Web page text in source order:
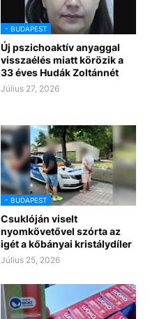
- BUDAPEST
Új pszichoaktív anyaggal
visszaélés miatt körözik a
33 éves Hudák Zoltánnét
Július 27, 2026
- BUDAPEST
Csuklóján viselt
nyomkövetővel szórta az
igét a kőbányai kristálydíler
Július 25, 2026